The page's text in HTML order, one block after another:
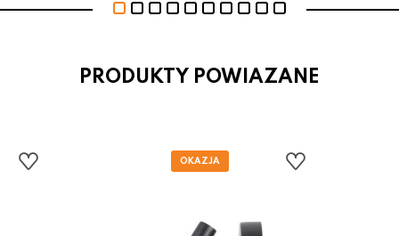
PRODUKTY POWIAZANE